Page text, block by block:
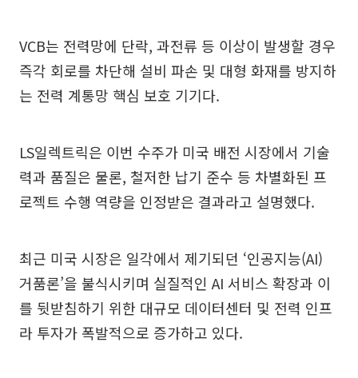
VCB는 전력망에 단락, 과전류 등 이상이 발생할 경우
즉각 회로를 차단해 설비 파손 및 대형 화재를 방지하
는 전력 계통망 핵심 보호 기기다.
LS일렉트릭은 이번 수주가 미국 배전 시장에서 기술
력과 품질은 물론, 철저한 납기 준수 등 차별화된 프
로젝트 수행 역량을 인정받은 결과라고 설명했다.
최근 미국 시장은 일각에서 제기되던 ‘인공지능(AI)
거품론’을 불식시키며 실질적인 AI 서비스 확장과 이
를 뒷받침하기 위한 대규모 데이터센터 및 전력 인프
라 투자가 폭발적으로 증가하고 있다.